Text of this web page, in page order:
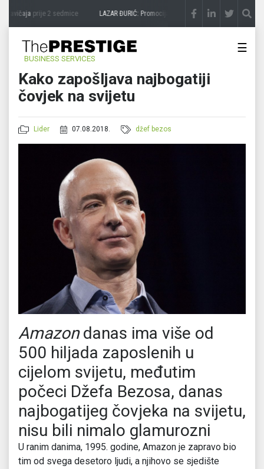
zavičajaprije 2 sedmice LAZAR ĐURIĆ: Promocija potencijal pretvara u destinaciju
BUSINESS SERVICES
☰
Kako zapošljava najbogatiji
čovjek na svijetu
Lider 07.08.2018. džef bezos
Amazondanas ima više od
500 hiljada zaposlenih u
cijelom svijetu, međutim
počeci Džefa Bezosa, danas
najbogatijeg čovjeka na svijetu,
nisu bili nimalo glamurozni
U ranim danima, 1995. godine, Amazon je zapravo bio
tim od svega desetoro ljudi, a njihovo se sjedište